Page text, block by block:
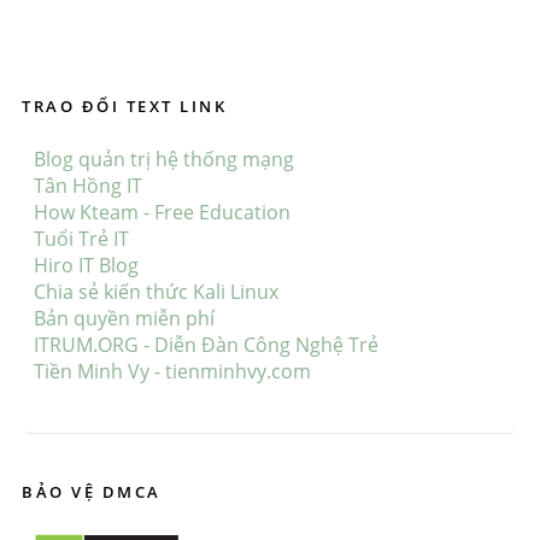
TRAO ĐỔI TEXT LINK
Blog quản trị hệ thống mạng
Tân Hồng IT
How Kteam - Free Education
Tuổi Trẻ IT
Hiro IT Blog
Chia sẻ kiến thức Kali Linux
Bản quyền miễn phí
ITRUM.ORG - Diễn Đàn Công Nghệ Trẻ
Tiền Minh Vy - tienminhvy.com
BẢO VỆ DMCA